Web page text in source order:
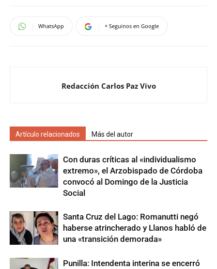
WhatsApp + Seguinos en Google
Redacción Carlos Paz Vivo
Artículo relacionados Más del autor
Con duras críticas al «individualismo
extremo», el Arzobispado de Córdoba
convocó al Domingo de la Justicia
Social
Santa Cruz del Lago: Romanutti negó
haberse atrincherado y Llanos habló de
una «transición demorada»
Punilla: Intendenta interina se encerró